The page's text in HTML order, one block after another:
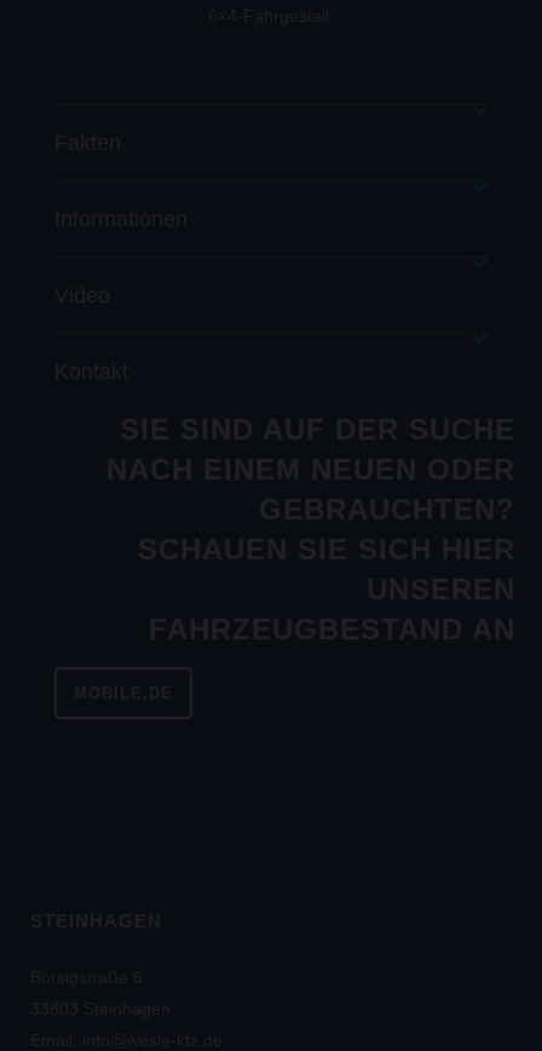
6×4-Fahrgestell.
Fakten
Informationen
Video
Kontakt
SIE SIND AUF DER SUCHE
NACH EINEM NEUEN ODER
GEBRAUCHTEN?
SCHAUEN SIE SICH HIER
UNSEREN
FAHRZEUGBESTAND AN
MOBILE.DE
STEINHAGEN
Borsigstraße 6
33803 Steinhagen
Email: info@wesle-kfz.de